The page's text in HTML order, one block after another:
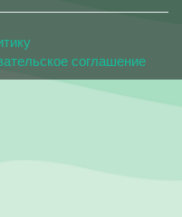
соглашение